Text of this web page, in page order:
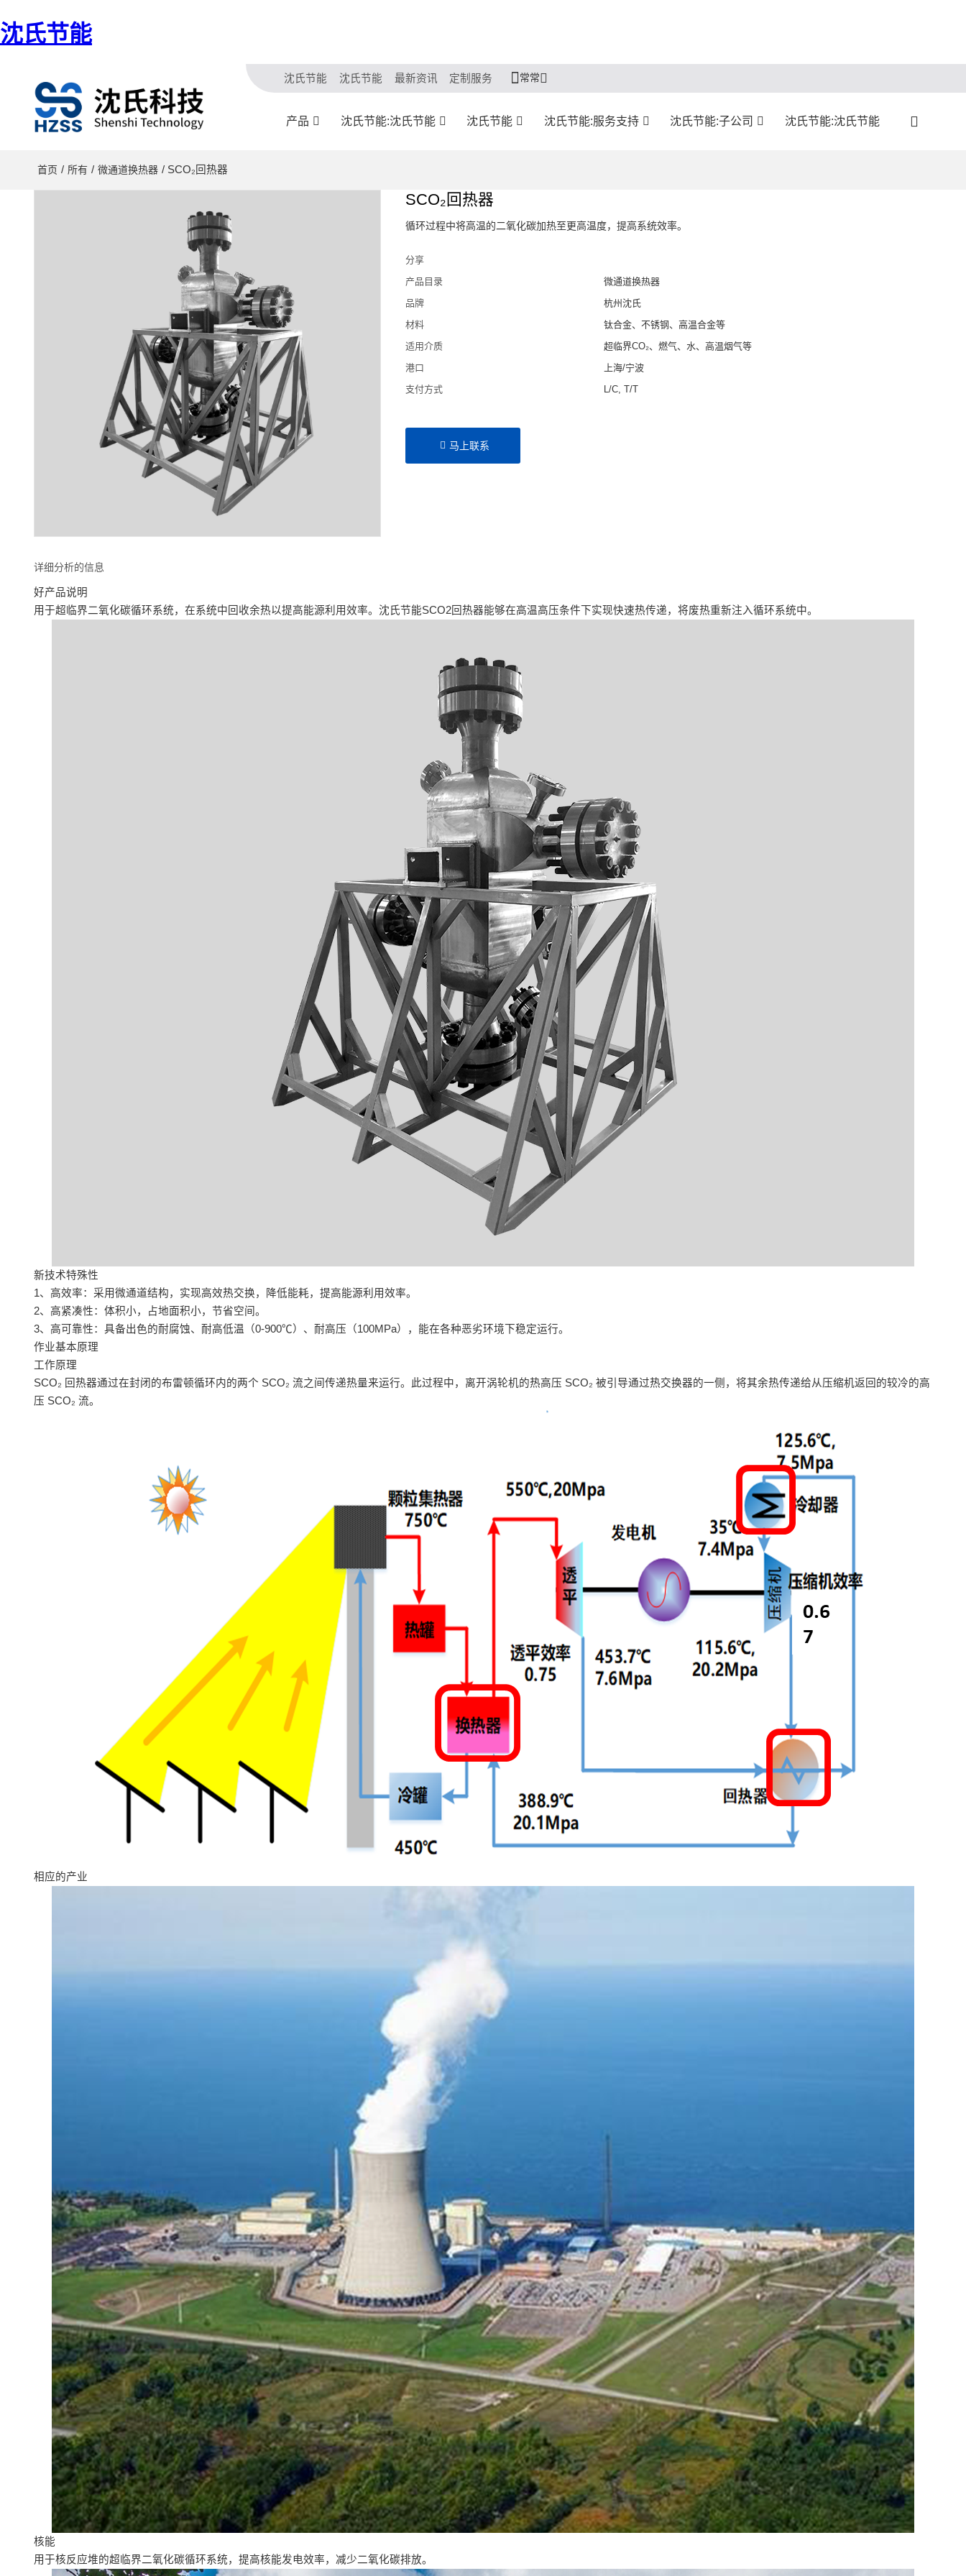
沈氏节能
沈氏节能 沈氏节能 最新资讯 定制服务 常常
产品 沈氏节能:沈氏节能 沈氏节能 沈氏节能:服务支持 沈氏节能:子公司 沈氏节能:沈氏节能
首页 / 所有 / 微通道换热器 / SCO₂回热器
SCO₂回热器
循环过程中将高温的二氧化碳加热至更高温度，提高系统效率。
分享
产品目录
微通道换热器
品牌
杭州沈氏
材料
钛合金、不锈钢、高温合金等
适用介质
超临界CO₂、燃气、水、高温烟气等
港口
上海/宁波
支付方式
L/C, T/T
马上联系
详细分析的信息
好产品说明
用于超临界二氧化碳循环系统，在系统中回收余热以提高能源利用效率。沈氏节能SCO2回热器能够在高温高压条件下实现快速热传递，将废热重新注入循环系统中。
新技术特殊性
1、高效率：采用微通道结构，实现高效热交换，降低能耗，提高能源利用效率。
2、高紧凑性：体积小，占地面积小，节省空间。
3、高可靠性：具备出色的耐腐蚀、耐高低温（0-900℃）、耐高压（100MPa），能在各种恶劣环境下稳定运行。
作业基本原理
工作原理
SCO₂ 回热器通过在封闭的布雷顿循环内的两个 SCO₂ 流之间传递热量来运行。此过程中，离开涡轮机的热高压 SCO₂ 被引导通过热交换器的一侧，将其余热传递给从压缩机返回的较冷的高
压 SCO₂ 流。
相应的产业
核能
用于核反应堆的超临界二氧化碳循环系统，提高核能发电效率，减少二氧化碳排放。